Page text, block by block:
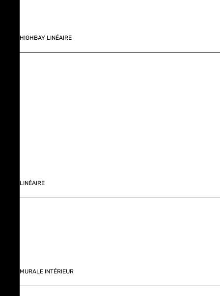
HIGHBAY LINÉAIRE
LINÉAIRE
MURALE INTÉRIEUR